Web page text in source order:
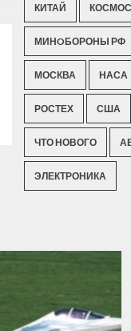
КИТАЙ КОСМОС
МИНOБОРОНЫ РФ
МОСКВА НАСА
РОСТЕХ США
ЧТО НОВОГО
ЭЛЕКТРОНИКА